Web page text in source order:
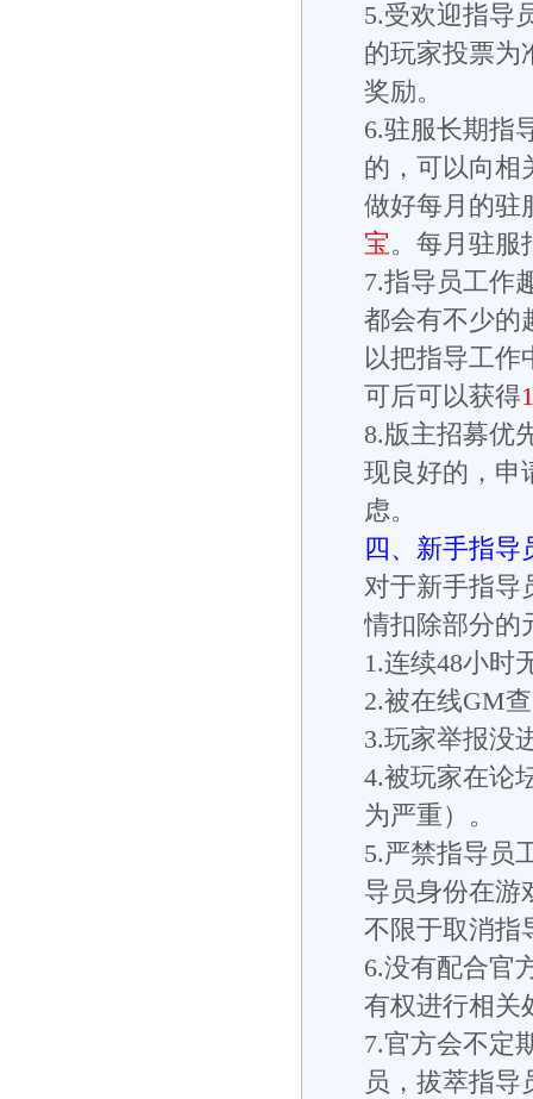
5.受欢迎指导
的玩家投票为
奖励。
6.驻服长期指
的，可以向相
做好每月的驻
宝。每月驻服
7.指导员工作
都会有不少的
以把指导工作
可后可以获得
8.版主招募优
现良好的，申
虑。
四、新手指导
对于新手指导
情扣除部分的
1.连续48小时
2.被在线GM
3.玩家举报没
4.被玩家在论
为严重）。
5.严禁指导员
导员身份在游
不限于取消指
6.没有配合官
有权进行相关
7.官方会不定
员，拔萃指